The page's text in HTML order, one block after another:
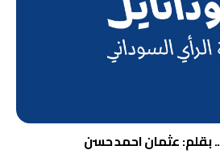
بقلم: عثمان احمد حسن